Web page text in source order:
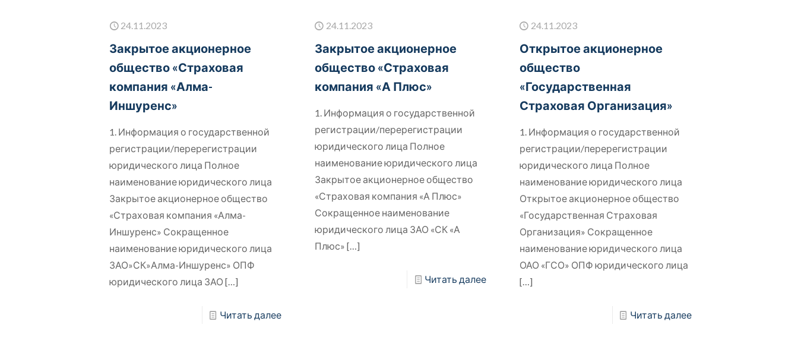
24.11.2023
Закрытое акционерное
общество «Страховая
компания «Алма-
Иншуренс»
1. Информация о государственной
регистрации/перерегистрации
юридического лица Полное
наименование юридического лица
Закрытое акционерное общество
«Страховая компания «Алма-
Иншуренс» Сокращенное
наименование юридического лица
ЗАО»СК»Алма-Иншуренс» ОПФ
юридического лица ЗАО […]
Читать далее
24.11.2023
Закрытое акционерное
общество «Страховая
компания «А Плюс»
1. Информация о государственной
регистрации/перерегистрации
юридического лица Полное
наименование юридического лица
Закрытое акционерное общество
«Страховая компания «А Плюс»
Сокращенное наименование
юридического лица ЗАО «СК «А
Плюс» […]
Читать далее
24.11.2023
Открытое акционерное
общество
«Государственная
Страховая Организация»
1. Информация о государственной
регистрации/перерегистрации
юридического лица Полное
наименование юридического лица
Открытое акционерное общество
«Государственная Страховая
Организация» Сокращенное
наименование юридического лица
ОАО «ГСО» ОПФ юридического лица
[…]
Читать далее